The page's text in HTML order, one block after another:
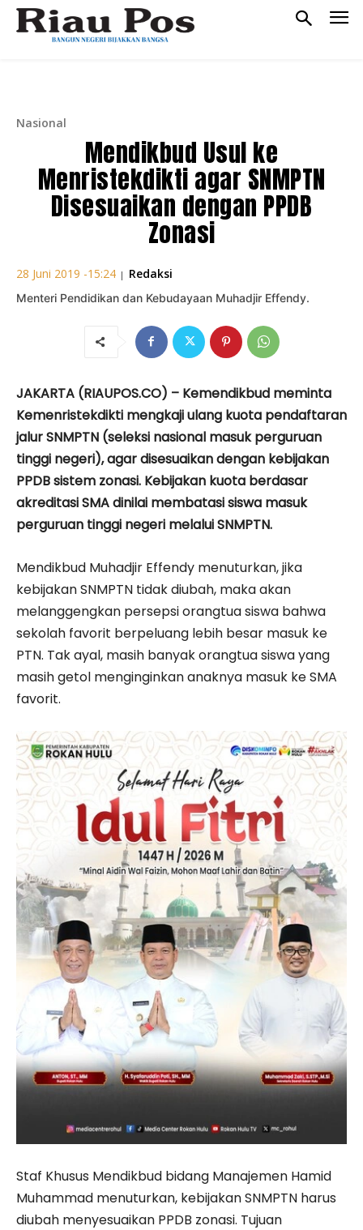
Nasional
Mendikbud Usul ke
Menristekdikti agar SNMPTN
Disesuaikan dengan PPDB
Zonasi
28 Juni 2019 -15:24 | Redaksi
Menteri Pendidikan dan Kebudayaan Muhadjir Effendy.
JAKARTA (RIAUPOS.CO) – Kemendikbud meminta
Kemenristekdikti mengkaji ulang kuota pendaftaran
jalur SNMPTN (seleksi nasional masuk perguruan
tinggi negeri), agar disesuaikan dengan kebijakan
PPDB sistem zonasi. Kebijakan kuota berdasar
akreditasi SMA dinilai membatasi siswa masuk
perguruan tinggi negeri melalui SNMPTN.
Mendikbud Muhadjir Effendy menuturkan, jika
kebijakan SNMPTN tidak diubah, maka akan
melanggengkan persepsi orangtua siswa bahwa
sekolah favorit berpeluang lebih besar masuk ke
PTN. Tak ayal, masih banyak orangtua siswa yang
masih getol menginginkan anaknya masuk ke SMA
favorit.
Staf Khusus Mendikbud bidang Manajemen Hamid
Muhammad menuturkan, kebijakan SNMPTN harus
diubah menyesuaikan PPDB zonasi. Tujuan